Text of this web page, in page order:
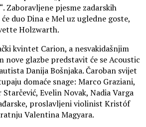
Zaboravljene pjesme zadarskih
duo Dina e Mel uz ugledne goste,
Holzwarth.
kvintet Carion, a nesvakidašnjim
nove glazbe predstavit će se Acoustic
Danija Bošnjaka. Čaroban svijet
domaće snage: Marco Graziani,
Evelin Novak, Nadia Varga
proslavljeni violinist Kristóf
Valentina Magyara.